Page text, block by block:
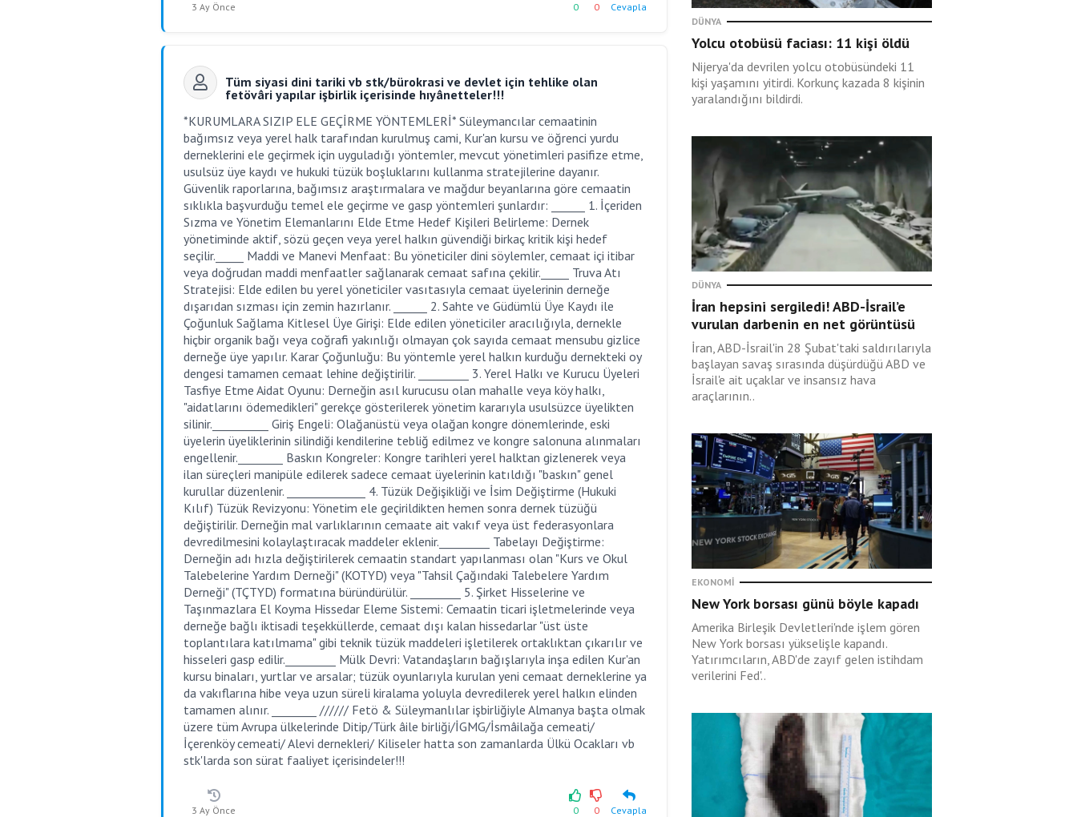
3 Ay Önce 0 0 Cevapla
Tüm siyasi dini tariki vb stk/bürokrasi ve devlet için tehlike olan
fetövâri yapılar işbirlik içerisinde hıyânetteler!!!
*KURUMLARA SIZIP ELE GEÇİRME YÖNTEMLERİ* Süleymancılar cemaatinin
bağımsız veya yerel halk tarafından kurulmuş cami, Kur'an kursu ve öğrenci yurdu
derneklerini ele geçirmek için uyguladığı yöntemler, mevcut yönetimleri pasifize etme,
usulsüz üye kaydı ve hukuki tüzük boşluklarını kullanma stratejilerine dayanır.
Güvenlik raporlarına, bağımsız araştırmalara ve mağdur beyanlarına göre cemaatin
sıklıkla başvurduğu temel ele geçirme ve gasp yöntemleri şunlardır: ______ 1. İçeriden
Sızma ve Yönetim Elemanlarını Elde Etme Hedef Kişileri Belirleme: Dernek
yönetiminde aktif, sözü geçen veya yerel halkın güvendiği birkaç kritik kişi hedef
seçilir._____ Maddi ve Manevi Menfaat: Bu yöneticiler dini söylemler, cemaat içi itibar
veya doğrudan maddi menfaatler sağlanarak cemaat safına çekilir._____ Truva Atı
Stratejisi: Elde edilen bu yerel yöneticiler vasıtasıyla cemaat üyelerinin derneğe
dışarıdan sızması için zemin hazırlanır. ______ 2. Sahte ve Güdümlü Üye Kaydı ile
Çoğunluk Sağlama Kitlesel Üye Girişi: Elde edilen yöneticiler aracılığıyla, dernekle
hiçbir organik bağı veya coğrafi yakınlığı olmayan çok sayıda cemaat mensubu gizlice
derneğe üye yapılır. Karar Çoğunluğu: Bu yöntemle yerel halkın kurduğu dernekteki oy
dengesi tamamen cemaat lehine değiştirilir. _________ 3. Yerel Halkı ve Kurucu Üyeleri
Tasfiye Etme Aidat Oyunu: Derneğin asıl kurucusu olan mahalle veya köy halkı,
"aidatlarını ödemedikleri" gerekçe gösterilerek yönetim kararıyla usulsüzce üyelikten
silinir.__________ Giriş Engeli: Olağanüstü veya olağan kongre dönemlerinde, eski
üyelerin üyeliklerinin silindiği kendilerine tebliğ edilmez ve kongre salonuna alınmaları
engellenir.________ Baskın Kongreler: Kongre tarihleri yerel halktan gizlenerek veya
ilan süreçleri manipüle edilerek sadece cemaat üyelerinin katıldığı "baskın" genel
kurullar düzenlenir. ______________ 4. Tüzük Değişikliği ve İsim Değiştirme (Hukuki
Kılıf) Tüzük Revizyonu: Yönetim ele geçirildikten hemen sonra dernek tüzüğü
değiştirilir. Derneğin mal varlıklarının cemaate ait vakıf veya üst federasyonlara
devredilmesini kolaylaştıracak maddeler eklenir._________ Tabelayı Değiştirme:
Derneğin adı hızla değiştirilerek cemaatin standart yapılanması olan "Kurs ve Okul
Talebelerine Yardım Derneği" (KOTYD) veya "Tahsil Çağındaki Talebelere Yardım
Derneği" (TÇTYD) formatına büründürülür. _________ 5. Şirket Hisselerine ve
Taşınmazlara El Koyma Hissedar Eleme Sistemi: Cemaatin ticari işletmelerinde veya
derneğe bağlı iktisadi teşekküllerde, cemaat dışı kalan hissedarlar "üst üste
toplantılara katılmama" gibi teknik tüzük maddeleri işletilerek ortaklıktan çıkarılır ve
hisseleri gasp edilir._________ Mülk Devri: Vatandaşların bağışlarıyla inşa edilen Kur'an
kursu binaları, yurtlar ve arsalar; tüzük oyunlarıyla kurulan yeni cemaat derneklerine ya
da vakıflarına hibe veya uzun süreli kiralama yoluyla devredilerek yerel halkın elinden
tamamen alınır. ________ ////// Fetö & Süleymanlılar işbirliğiyle Almanya başta olmak
üzere tüm Avrupa ülkelerinde Ditip/Türk âile birliği/İGMG/İsmâilağa cemeati/
İçerenköy cemeati/ Alevi dernekleri/ Kiliseler hatta son zamanlarda Ülkü Ocakları vb
stk'larda son sürat faaliyet içerisindeler!!!
3 Ay Önce 0 0 Cevapla
DÜNYA
Yolcu otobüsü faciası: 11 kişi öldü
Nijerya'da devrilen yolcu otobüsündeki 11
kişi yaşamını yitirdi. Korkunç kazada 8 kişinin
yaralandığını bildirdi.
DÜNYA
İran hepsini sergiledi! ABD-İsrail’e
vurulan darbenin en net görüntüsü
İran, ABD-İsrail'in 28 Şubat'taki saldırılarıyla
başlayan savaş sırasında düşürdüğü ABD ve
İsrail'e ait uçaklar ve insansız hava
araçlarının..
EKONOMI
New York borsası günü böyle kapadı
Amerika Birleşik Devletleri'nde işlem gören
New York borsası yükselişle kapandı.
Yatırımcıların, ABD'de zayıf gelen istihdam
verilerini Fed'..